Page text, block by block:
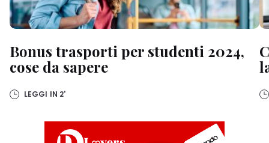
Bonus trasporti per studenti 2024,
cose da sapere
LEGGI IN 2'